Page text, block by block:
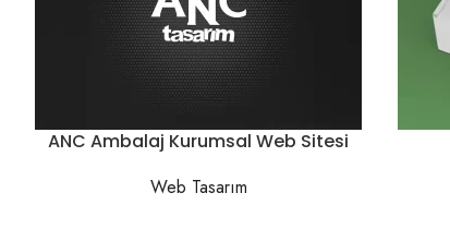
ANC Ambalaj Kurumsal Web Sitesi
Web Tasarım